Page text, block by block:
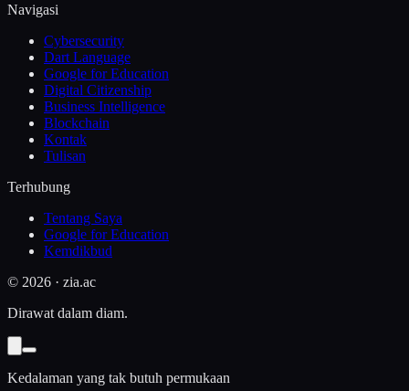
Navigasi
Cybersecurity
Dart Language
Google for Education
Digital Citizenship
Business Intelligence
Blockchain
Kontak
Tulisan
Terhubung
Tentang Saya
Google for Education
Kemdikbud
© 2026 · zia.ac
Dirawat dalam diam.
Kedalaman yang tak butuh permukaan